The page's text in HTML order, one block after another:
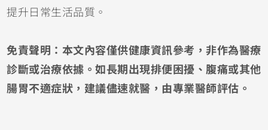
提升日常生活品質。
免責聲明：本文內容僅供健康資訊參考，非作為醫療
診斷或治療依據。如長期出現排便困擾、腹痛或其他
腸胃不適症狀，建議儘速就醫，由專業醫師評估。